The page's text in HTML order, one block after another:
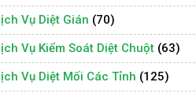
Vụ Diệt Gián (70)
Vụ Kiểm Soát Diệt Chuột (63)
Vụ Diệt Mối Các Tỉnh (125)